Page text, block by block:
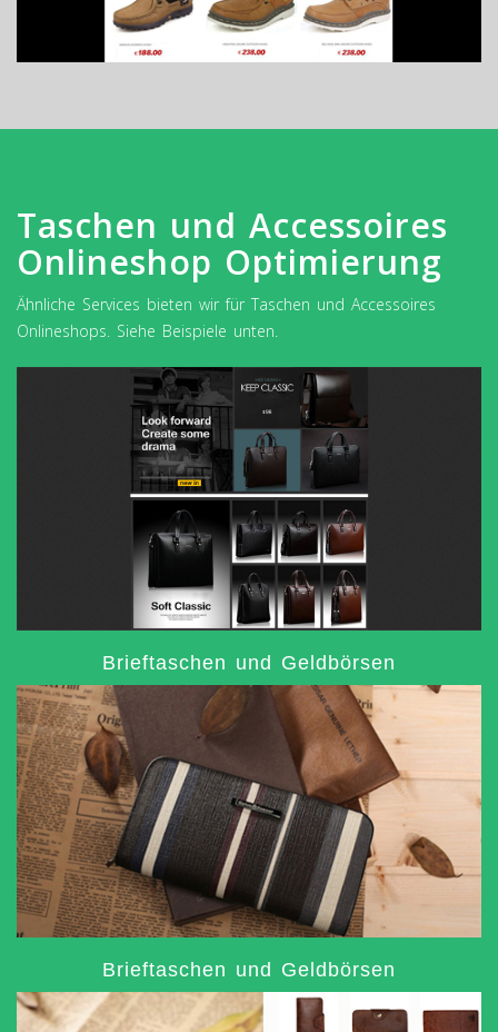
Taschen und Accessoires
Onlineshop Optimierung
Ähnliche Services bieten wir für Taschen und Accessoires
Onlineshops. Siehe Beispiele unten.
Brieftaschen und Geldbörsen
Brieftaschen und Geldbörsen